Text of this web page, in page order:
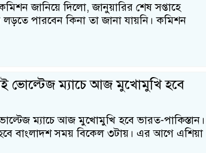
কমিশন জানিয়ে দিলো, জানুয়ারির শেষ সপ্তাহে
লড়তে পারবেন কিনা তা জানা যায়নি। কমিশন
ভোল্টেজ ম্যাচে আজ মুখোমুখি হবে
ম্যাচে আজ মুখোমুখি হবে ভারত-পাকিস্তান।
বাংলাদশ সময় বিকেল ৩টায়। এর আগে এশিয়া